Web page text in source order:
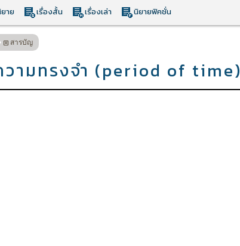
าย เรื่องสั้น เรื่องเล่า นิยายฟิคชั่น
สารบัญ
วามทรงจำ (period of time)